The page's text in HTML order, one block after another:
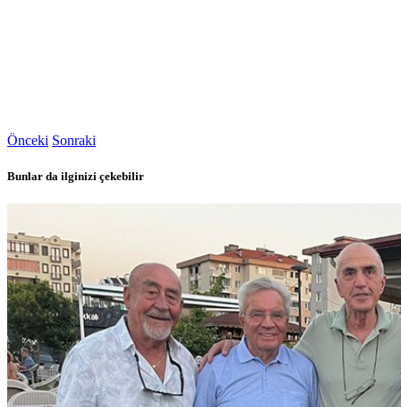
Önceki Sonraki
Bunlar da ilginizi çekebilir